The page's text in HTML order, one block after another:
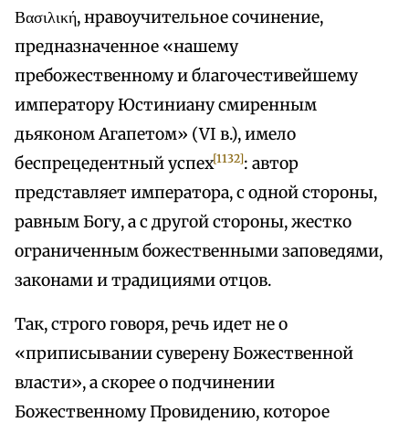
Βασιλική, нравоучительное сочинение,
предназначенное «нашему
пребожественному и благочестивейшему
императору Юстиниану смиренным
дьяконом Агапетом» (VI в.), имело
беспрецедентный успех[1132]: автор
представляет императора, с одной стороны,
равным Богу, а с другой стороны, жестко
ограниченным божественными заповедями,
законами и традициями отцов.
Так, строго говоря, речь идет не о
«приписывании суверену Божественной
власти», а скорее о подчинении
Божественному Провидению, которое